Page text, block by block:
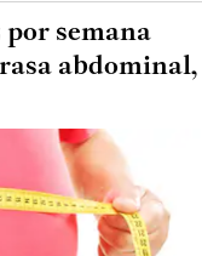
por semana
abdominal,